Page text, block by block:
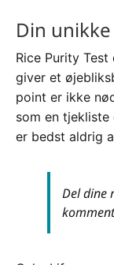
Din
Rice Purity
giver et
point er ikke
som en
er bedst aldrig
Del dine